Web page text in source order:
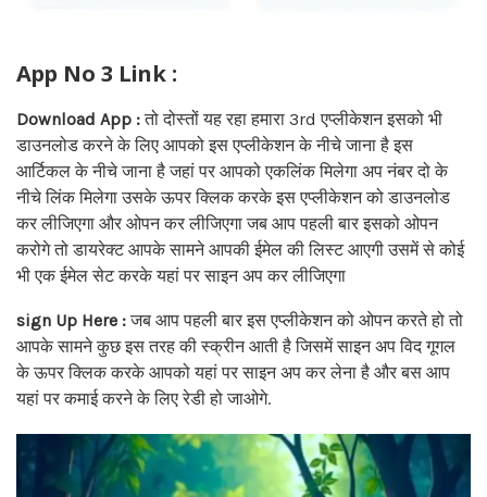
App No 3 Link :
Download App :तो दोस्तों यह रहा हमारा 3rd एप्लीकेशन इसको भी
डाउनलोड करने के लिए आपको इस एप्लीकेशन के नीचे जाना है इस
आर्टिकल के नीचे जाना है जहां पर आपको एकलिंक मिलेगा अप नंबर दो के
नीचे लिंक मिलेगा उसके ऊपर क्लिक करके इस एप्लीकेशन को डाउनलोड
कर लीजिएगा और ओपन कर लीजिएगा जब आप पहली बार इसको ओपन
करोगे तो डायरेक्ट आपके सामने आपकी ईमेल की लिस्ट आएगी उसमें से कोई
भी एक ईमेल सेट करके यहां पर साइन अप कर लीजिएगा
sign Up Here :जब आप पहली बार इस एप्लीकेशन को ओपन करते हो तो
आपके सामने कुछ इस तरह की स्क्रीन आती है जिसमें साइन अप विद गूगल
के ऊपर क्लिक करके आपको यहां पर साइन अप कर लेना है और बस आप
यहां पर कमाई करने के लिए रेडी हो जाओगे.